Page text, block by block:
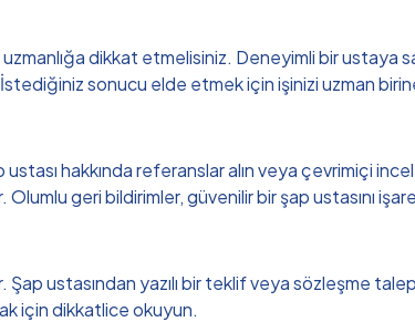
dikkat etmelisiniz. Deneyimli bir ustaya
sonucu elde etmek için işinizi uzman
ustası hakkında referanslar alın veya çevrimiçi
geri bildirimler, güvenilir bir şap ustasını
Şap ustasından yazılı bir teklif veya sözleşme
için dikkatlice okuyun.